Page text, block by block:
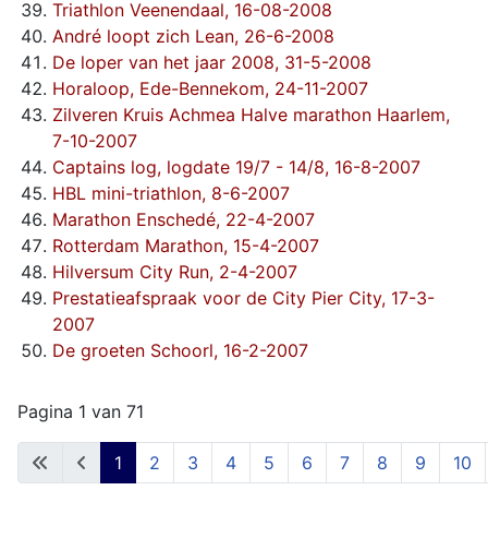
Triathlon Veenendaal, 16-08-2008
André loopt zich Lean, 26-6-2008
De loper van het jaar 2008, 31-5-2008
Horaloop, Ede-Bennekom, 24-11-2007
Zilveren Kruis Achmea Halve marathon Haarlem,
7-10-2007
Captains log, logdate 19/7 - 14/8, 16-8-2007
HBL mini-triathlon, 8-6-2007
Marathon Enschedé, 22-4-2007
Rotterdam Marathon, 15-4-2007
Hilversum City Run, 2-4-2007
Prestatieafspraak voor de City Pier City, 17-3-
2007
De groeten Schoorl, 16-2-2007
Pagina 1 van 71
1 2 3 4 5 6 7 8 9 10